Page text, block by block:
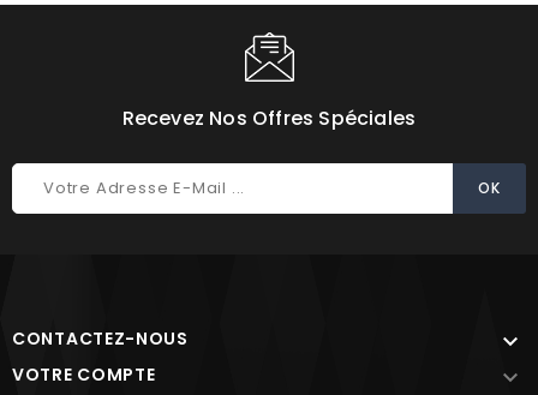
Recevez Nos Offres Spéciales
CONTACTEZ-NOUS 
VOTRE COMPTE 